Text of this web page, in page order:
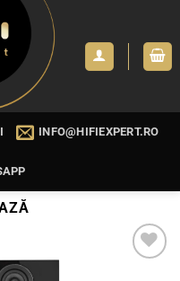
INFO@HIFIEXPERT.RO